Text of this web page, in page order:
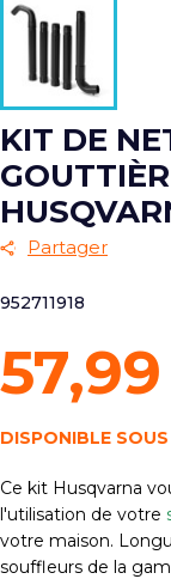
KIT DE
Partager
952711918
DISPONIBLE
Ce kit Husqvarna
l'utilisation de votre
votre maison.
souffleurs de la